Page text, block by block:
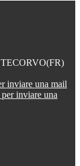
inviare una mail
inviare una